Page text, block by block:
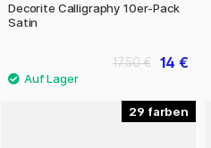
Decorite Calligraphy 10er-Pack
Satin
14 €
17.50 €
29